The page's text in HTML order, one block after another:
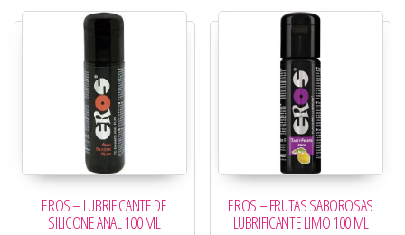
EROS – LUBRIFICANTE DE
SILICONE ANAL 100 ML
EROS – FRUTAS SABOROSAS
LUBRIFICANTE LIMO 100 ML